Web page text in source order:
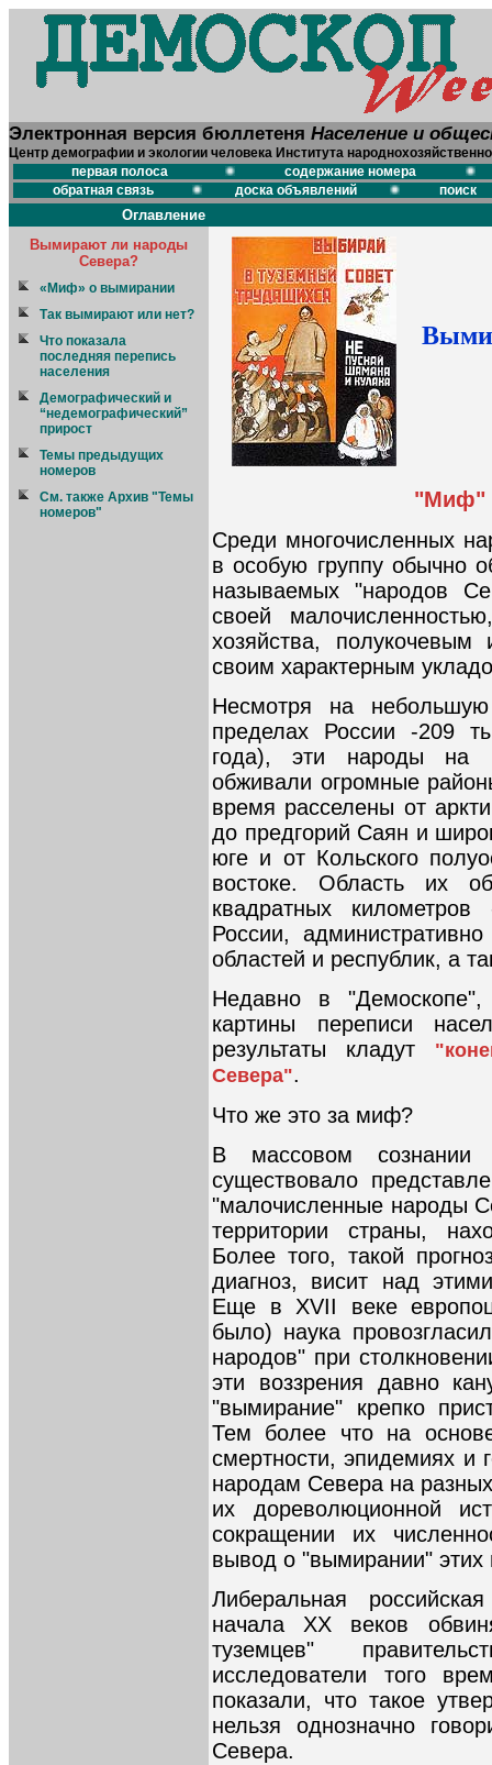
Электронная версия бюллетеня Население и
Центр демографии и экологии человека Института
первая полоса
содержание номера
обратная связь
доска объявлений поиск
Оглавление
Вымирают ли народы
Севера?
«Миф» о вымирании
Так вымирают или нет?
Что показала
последняя перепись
населения
Демографический и
“недемографический”
прирост
Темы предыдущих
номеров
См. также Архив "Темы
номеров"
"Миф"
Среди многочисленных
в особую группу обычно
называемых "народов
своей
хозяйства,
своим характерным
Несмотря на
пределах России -209
года), эти народы на
обживали огромные
время расселены от
до предгорий Саян и
юге и от Кольского
востоке. Область их
квадратных
России,
областей и республик, а
Недавно в
картины переписи
результаты кладут
Севера".
Что же это за миф?
В массовом
существовало
"малочисленные народы
территории страны,
Более того, такой
диагноз, висит над
Еще в XVII веке
было) наука
народов" при
эти воззрения давно
"вымирание" крепко
Тем более что на
смертности, эпидемиях и
народам Севера на
их дореволюционной
сокращении их
вывод о "вымирании" этих
Либеральная
начала XX веков
туземцев"
исследователи того
показали, что такое
нельзя однозначно
Севера.